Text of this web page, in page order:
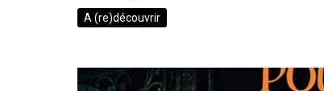
A (re)découvrir